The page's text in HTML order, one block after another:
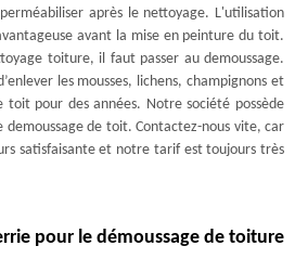
après le nettoyage. L'utilisation
avant la mise en peinture du toit.
toiture, il faut passer au demoussage.
les mousses, lichens, champignons et
toit pour des années. Notre société possède
demoussage de toit. Contactez-nous vite, car
satisfaisante et notre tarif est toujours très
pour le démoussage de toiture